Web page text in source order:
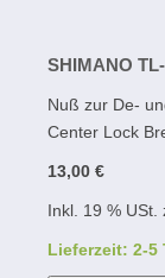
SHIMANO
Nuß zur De-
Center Lock
13,00 €
Inkl. 19 % USt.
Lieferzeit: 2-5